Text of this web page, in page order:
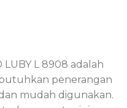
L 8908 adalah
penerangan
mudah digunakan.